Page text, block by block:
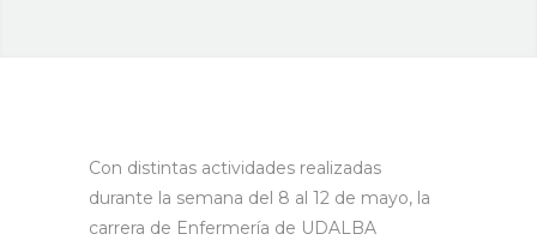
Con distintas actividades realizadas
durante la semana del 8 al 12 de mayo, la
carrera de Enfermería de UDALBA